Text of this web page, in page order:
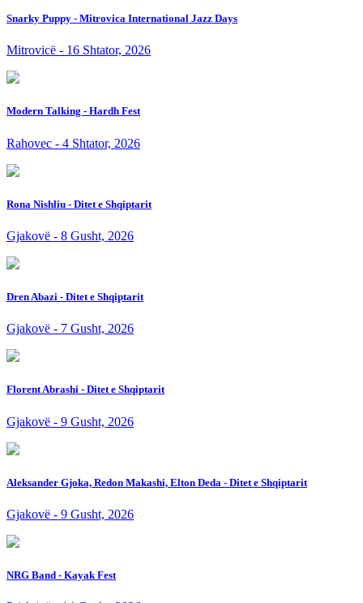
Snarky Puppy - Mitrovica International Jazz Days
Mitrovicë - 16 Shtator, 2026
Modern Talking - Hardh Fest
Rahovec - 4 Shtator, 2026
Rona Nishliu - Ditet e Shqiptarit
Gjakovë - 8 Gusht, 2026
Dren Abazi - Ditet e Shqiptarit
Gjakovë - 7 Gusht, 2026
Florent Abrashi - Ditet e Shqiptarit
Gjakovë - 9 Gusht, 2026
Aleksander Gjoka, Redon Makashi, Elton Deda - Ditet e Shqiptarit
Gjakovë - 9 Gusht, 2026
NRG Band - Kayak Fest